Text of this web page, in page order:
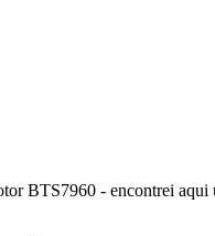
BTS7960 - encontrei aqui